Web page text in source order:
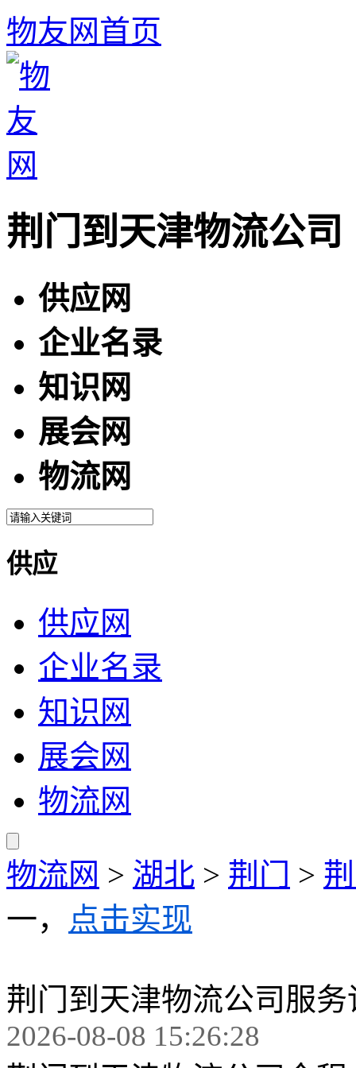
物友网首页
荆门到天津物流公司
供应网
企业名录
知识网
展会网
物流网
供应
供应网
企业名录
知识网
展会网
物流网
物流网 > 湖北 > 荆门 >
一， 点击实现
荆门到天津物流公司服务
2026-08-08 15:26:28